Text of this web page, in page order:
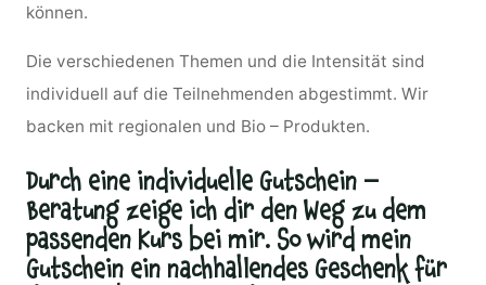
können.
Die verschiedenen Themen und die Intensität sind
individuell auf die Teilnehmenden abgestimmt. Wir
backen mit regionalen und Bio – Produkten.
Durch eine individuelle Gutschein –
Beratung zeige ich dir den Weg zu dem
passenden Kurs bei mir. So wird mein
Gutschein ein nachhallendes Geschenk für